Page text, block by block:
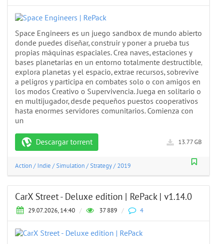
Space Engineers es un juego sandbox de mundo abierto
donde puedes diseñar, construir y poner a prueba tus
propias máquinas espaciales. Crea naves, estaciones y
bases planetarias en un entorno totalmente destructible,
explora planetas y el espacio, extrae recursos, sobrevive
a peligros y participa en combates solo o con amigos en
los modos Creativo o Supervivencia. Juega en solitario o
en multijugador, desde pequeños puestos cooperativos
hasta enormes servidores comunitarios. Comienza con
un
Descargar torrent 13.77 GB
Action/ Indie /Simulation/Strategy/ 2019
CarX Street - Deluxe edition | RePack | v1.14.0
29.07.2026, 14:40 / 37 889 / 4